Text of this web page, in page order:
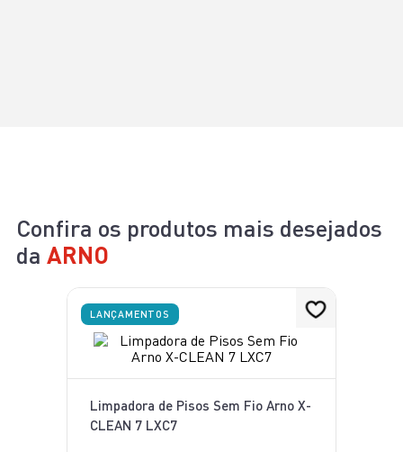
Confira os produtos mais desejados
da ARNO
LANÇAMENTOS
Limpadora de Pisos Sem Fio Arno X-
CLEAN 7 LXC7